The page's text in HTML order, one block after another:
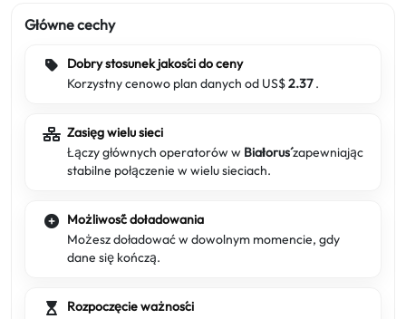
Główne cechy
Dobry stosunek jakości do ceny
Korzystny cenowo plan danych od US$2.37.
Zasięg wielu sieci
Łączy głównych operatorów w Białoruśzapewniając
stabilne połączenie w wielu sieciach.
Możliwość doładowania
Możesz doładować w dowolnym momencie, gdy
dane się kończą.
Rozpoczęcie ważności